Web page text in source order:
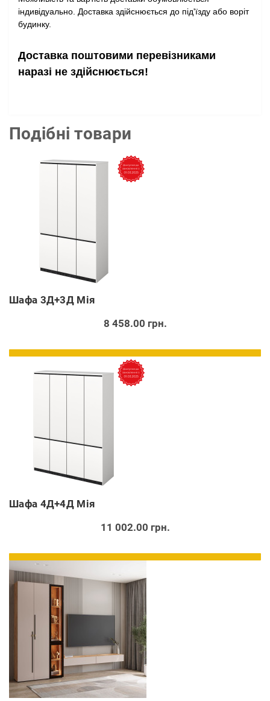
індивідуально. Доставка здійснюється до під'їзду або воріт
будинку.
Доставка поштовими перевізниками
наразі не здійснюється!
Подібні товари
Шафа 3Д+3Д Мія
8 458.00 грн.
Шафа 4Д+4Д Мія
11 002.00 грн.